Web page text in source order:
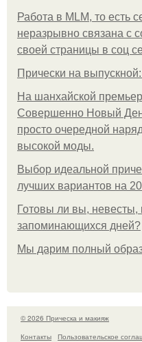
Работа в MLM, то есть
неразрывно связана с
своей страницы в соц
Прически на
На шанхайской
Совершенно Новый
просто очередной
высокой моды.
Выбор идеальной
лучших вариантов на
Готовы ли вы, невесты,
запоминающихся дней?
Мы дарим полный образ
© 2026 Прическа и макияж
Контакты
Пользовательское